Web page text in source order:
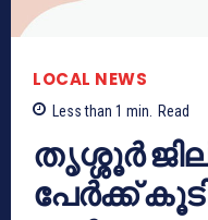
LOCAL NEWS
Less than 1 min. Read
തൃശ്ശൂർ
പേർക്ക്